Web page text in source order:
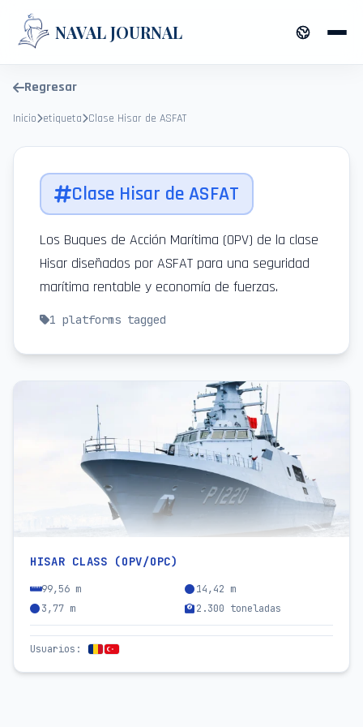
NAVAL JOURNAL
Regresar
Inicio etiqueta Clase Hisar de ASFAT
Clase Hisar de ASFAT
Los Buques de Acción Marítima (OPV) de la clase
Hisar diseñados por ASFAT para una seguridad
marítima rentable y economía de fuerzas.
1 platforms tagged
HISAR CLASS (OPV/OPC)
99,56 m
14,42 m
3,77 m
2.300 toneladas
Usuarios :